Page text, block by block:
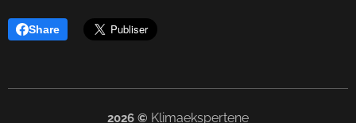
Share
2026 © Klimaekspertene